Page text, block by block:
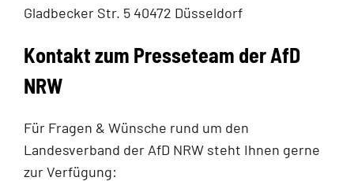
Gladbecker Str. 5 40472 Düsseldorf
Kontakt zum Presseteam der AfD
NRW
Für Fragen & Wünsche rund um den
Landesverband der AfD NRW steht Ihnen gerne
zur Verfügung: